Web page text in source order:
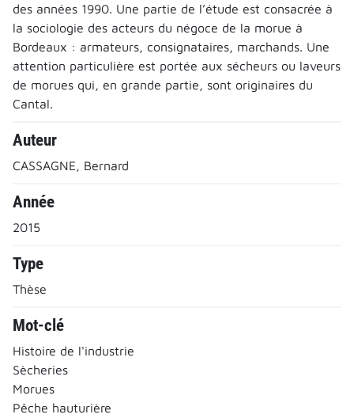
des années 1990. Une partie de l’étude est consacrée à
la sociologie des acteurs du négoce de la morue à
Bordeaux : armateurs, consignataires, marchands. Une
attention particulière est portée aux sécheurs ou laveurs
de morues qui, en grande partie, sont originaires du
Cantal.
Auteur
CASSAGNE, Bernard
Année
2015
Type
Thèse
Mot-clé
Histoire de l'industrie
Sècheries
Morues
Pêche hauturière